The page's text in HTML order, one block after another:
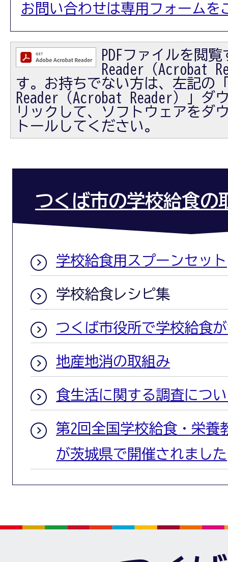
お問い合わせは専用フォームを
PDFファイルを閲
Reader（Acrobat
す。お持ちでない方は、左記の
Reader（Acrobat Reader）」ダ
リックして、ソフトウェアをダ
トールしてください。
つくば市の学校給食の
学校給食用スプーンセット
学校給食レシピ集
つくば市役所で学校給食
地産地消の取組み
食生活に関する調査につ
第2回全国学校給食・栄養
が茨城県で開催されました